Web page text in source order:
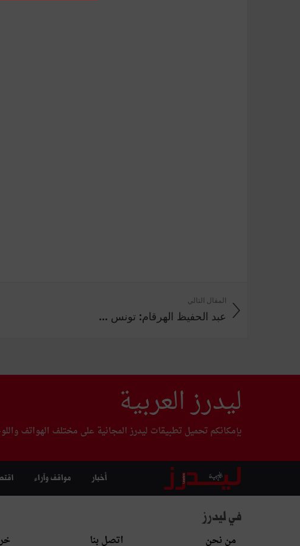
المقال التالي
عبد الحفيظ الهرقام: تونس ...
ليدرز العربية
بإمكانكم تحميل تطبيقات ليدرز المجانية على مختلف الهواتف
أخبار مواقف وآراء
في ليدرز
من نحن اتصل بنا